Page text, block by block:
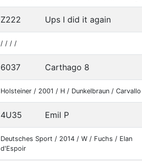
Z222 Ups I did it again
/ / / /
6037 Carthago 8
Holsteiner / 2001 / H / Dunkelbraun / Carvallo
4U35 Emil P
Deutsches Sport / 2014 / W / Fuchs / Elan
d'Espoir